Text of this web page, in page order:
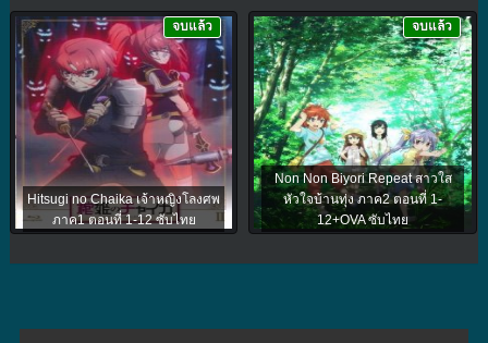
Hitsugi no Chaika เจ้าหญิงโลงศพ
ภาค1 ตอนที่ 1-12 ซับไทย
จบแล้ว
Non Non Biyori Repeat สาวใส
หัวใจบ้านทุ่ง ภาค2 ตอนที่ 1-
12+OVA ซับไทย
จบแล้ว